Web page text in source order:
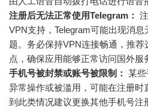
注册后无法正常使用Telegram：
VPN支持，Telegram可能出现消
题。务必保持VPN连接畅通，推
点，确保应用能够正常访问国外服
手机号被封禁或账号被限制： 某些
异常操作或被滥用，可能在注册时
到此类情况建议更换其他手机号注